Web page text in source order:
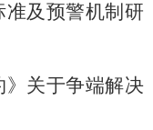
及预警机制研
》关于争端解决